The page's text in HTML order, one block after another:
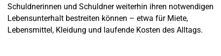
Schuldnerinnen und Schuldner weiterhin ihren notwendigen
Lebensunterhalt bestreiten können – etwa für Miete,
Lebensmittel, Kleidung und laufende Kosten des Alltags.